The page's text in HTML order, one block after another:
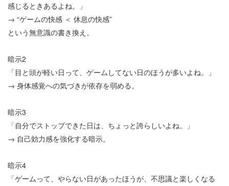
感じるときあるよね。」
→ “ゲームの快感 ＜ 休息の快感”
という無意識の書き換え。
暗示2
「目と頭が軽い日って、ゲームしてない日のほうが多いよね。」
→ 身体感覚への気づきが依存を弱める。
暗示3
「自分でストップできた日は、ちょっと誇らしいよね。」
→ 自己効力感を強化する暗示。
暗示4
「ゲームって、やらない日があったほうが、不思議と楽しくなる